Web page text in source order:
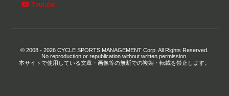
Youtube
© 2008 - 2026 CYCLE SPORTS MANAGEMENT Corp. All Rights Reserved.
No reproduction or republication without written permission.
本サイトで使用している文章・画像等の無断での複製・転載を禁止します。